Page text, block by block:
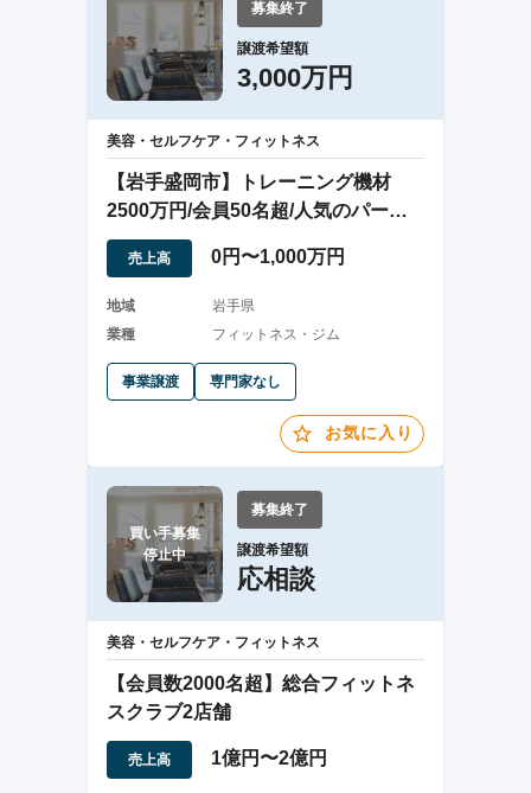
募集終了
譲渡希望額
3,000万円
美容・セルフケア・フィットネス
【岩手盛岡市】トレーニング機材
2500万円/会員50名超/人気のパーソ
ナルジム
売上高 0円〜1,000万円
地域
岩手県
業種
フィットネス・ジム
事業譲渡 専門家なし
お気に入り
買い手募集
停止中
募集終了
譲渡希望額
応相談
美容・セルフケア・フィットネス
【会員数2000名超】総合フィットネ
スクラブ2店舗
売上高 1億円〜2億円